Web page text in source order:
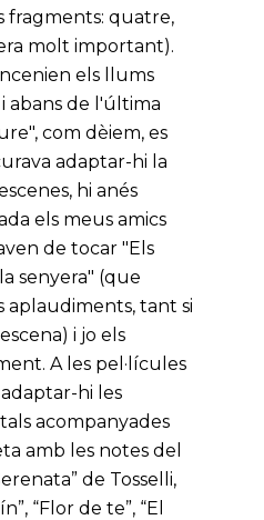
fragments: quatre,
molt important).
els llums
abans de l'última
com dèiem, es
adaptar-hi la
hi anés
els meus amics
de tocar "Els
senyera" (que
aplaudiments, tant si
i jo els
A les pel·lícules
hi les
acompanyades
amb les notes del
de Tosselli,
“Flor de te”, “El